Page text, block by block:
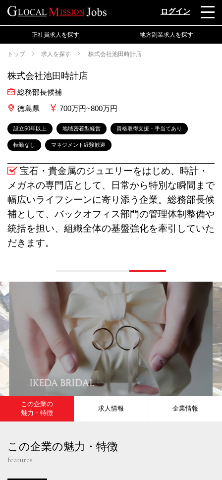
ログイン
正社員求人を探す 地方副業求人を探す
トップ 求人を探す 株式会社池田時計店
株式会社池田時計店
総務部長候補
徳島県
700万円~800万円
設立50年以上 地域密着型経営 資格取得支援・手当てあり
転勤なし マネジメント経験歓迎
宝石・貴金属のジュエリーをはじめ、時計・
メガネの専門店として、日常から特別な瞬間まで
幅広いライフシーンに寄り添う企業。総務部長候
補として、バックオフィス部門の管理体制整備や
統括を担い、組織全体の基盤強化を牽引していた
だきます。
この企業の
魅力・特徴
求人情報 企業情報
この企業の魅力・特徴
features